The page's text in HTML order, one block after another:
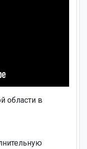
области в